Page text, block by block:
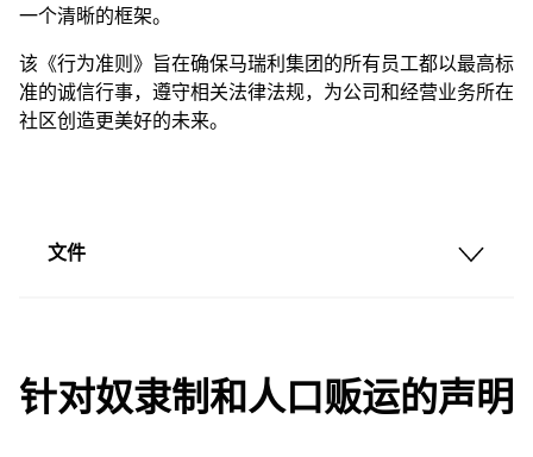
一个清晰的框架。
该《行为准则》旨在确保马瑞利集团的所有员工都以最高标
准的诚信行事，遵守相关法律法规，为公司和经营业务所在
社区创造更美好的未来。
文件
针对奴隶制和人口贩运的声明